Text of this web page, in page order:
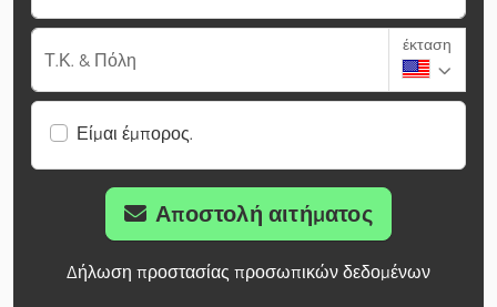
Τ.Κ. & Πόλη
έκταση
Είμαι έμπορος.
Αποστολή αιτήματος
Δήλωση προστασίας προσωπικών δεδομένων